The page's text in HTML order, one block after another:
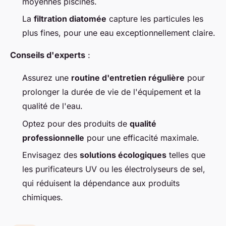
La filtration diatomée capture les particules les
plus fines, pour une eau exceptionnellement claire.
Conseils d'experts :
Assurez une routine d'entretien régulière pour
prolonger la durée de vie de l'équipement et la
qualité de l'eau.
Optez pour des produits de qualité
professionnelle pour une efficacité maximale.
Envisagez des solutions écologiques telles que
les purificateurs UV ou les électrolyseurs de sel,
qui réduisent la dépendance aux produits
chimiques.